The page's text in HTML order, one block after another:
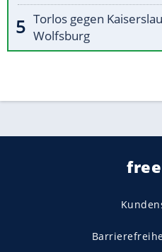
Torlos gegen
Wolfsburg